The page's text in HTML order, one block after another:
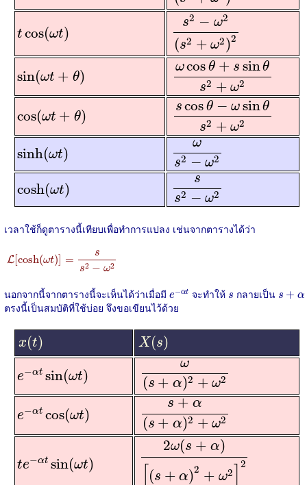
t cos(ωt)
tcos(ωt) s2 − ω2
(s2 + ω2 )2
s2−ω2(s2+ω2)2
sin(ωt + θ)
sin(ωt + ) ωcos θ + s sinθ
s2 + ω2
ωcosθ+ssinθs2+ω2
cos(ωt + θ)
cos( ω + θ) s cos θ − ω sinθ
s2 + ω2
scosθ−ωsinθs2+ω2
sinh(ωt)
sinh(ωt)
ω
s2 − ω2
ωs2−ω2
cosh(ωt)
cosh( ωt)
s
s2 − ω2
ss2−ω2
เวลาใช้ก็ดูตารางนี้เทียบเพื่อทำการแปลง เช่นจากตารางได้ว่า
L[cosh(ωt)] =
s
s2 − ω2
cosh ω )] ω
นอกจากนี้จากตารางนี้จะเห็นได้ว่าเมื่อมี e−αt
e−α t
จะทำให้ s
s กลายเป็น s + α
s +α
ตรงนี้เป็นสมบัติที่ใช้บ่อย จึงขอเขียนไว้ด้วย
x(t)
x(t) X (s)
X(s)
e−αt sin(ωt)
e−α sin( ωt ω
(s + α)2 + ω2
ω(s+α)2+ω2
e−αt cos(ωt)
e−α cos ωt s + α
(s + α)2 + ω2
s+α(s+α)2+ω2
te−αt sin(ωt)
te −α sin( ωt)
2ω(s + α)
(s + α)2 + ω2
2
2ω(s+α)[(s+α)2+ω2]2